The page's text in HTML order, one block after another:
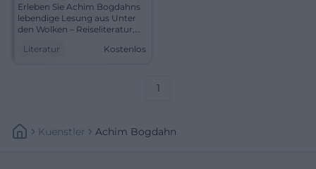
Erleben Sie Achim Bogdahns
lebendige Lesung aus Unter
den Wolken – Reiseliteratur,
der Klosterkirche Traunstein.
Literatur Kostenlos
1
Kuenstler Achim Bogdahn